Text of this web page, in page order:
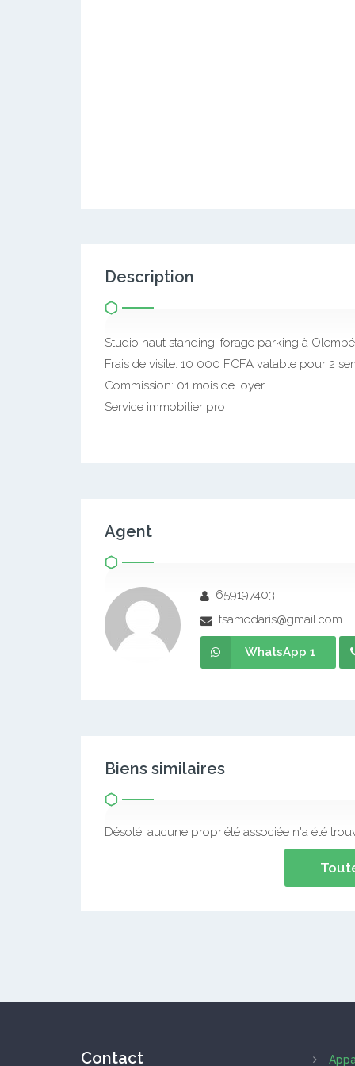
Description
Studio haut standing, forage parking à
Frais de visite: 10 000 FCFA valable pour 2
Commission: 01 mois de loyer
Service immobilier pro
Agent
659197403
tsamodaris@gmail.com
WhatsApp 1
Biens similaires
Désolé, aucune propriété associée n'a été
Contact